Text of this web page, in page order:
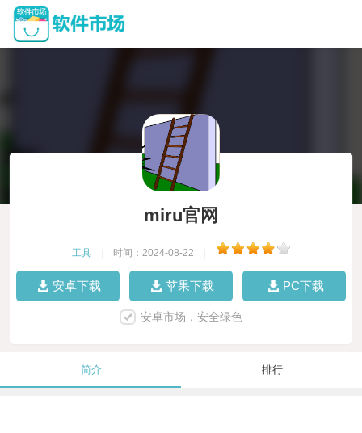
miru官网
工具 时间：2024-08-22
安卓下载 苹果下载 PC下载
安卓市场，安全绿色
简介 排行